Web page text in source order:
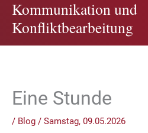
Zum
Inhalt
springen
Kommunikation und
Konfliktbearbeitung
Eine Stunde
/ Blog / Samstag, 09.05.2026